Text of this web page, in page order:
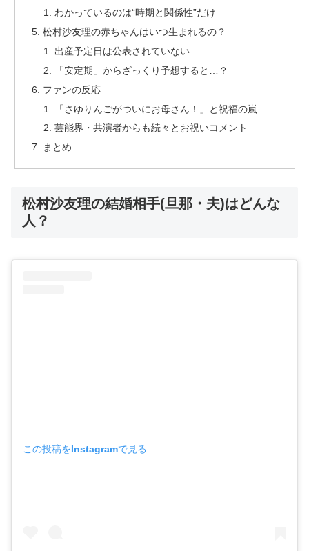
わかっているのは“時期と関係性”だけ
松村沙友理の赤ちゃんはいつ生まれるの？
出産予定日は公表されていない
「安定期」からざっくり予想すると…？
ファンの反応
「さゆりんごがついにお母さん！」と祝福の嵐
芸能界・共演者からも続々とお祝いコメント
まとめ
松村沙友理の結婚相手(旦那・夫)はどんな
人？
この投稿をInstagramで見る